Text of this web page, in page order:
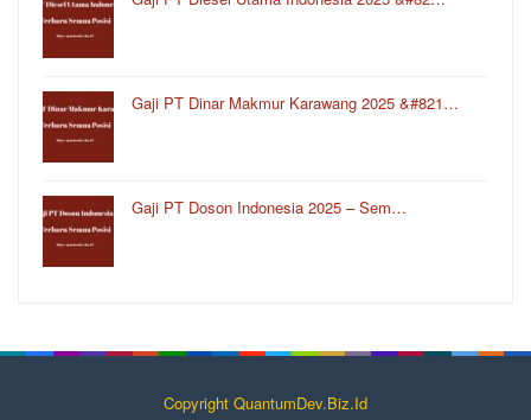
Gaji PT Dinar Makmur Karawang 2025 &#821…
Gaji PT Doson Indonesia 2025 – Sem…
Copyright QuantumDev.Biz.Id